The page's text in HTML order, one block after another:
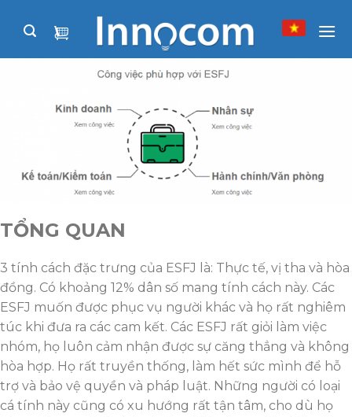
TỔNG QUAN
3 tính cách đặc trưng của ESFJ là: Thực tế, vị tha và hòa
đồng. Có khoảng 12% dân số mang tính cách này. Các
ESFJ muốn được phục vụ người khác và họ rất nghiêm
túc khi đưa ra các cam kết. Các ESFJ rất giỏi làm việc
nhóm, họ luôn cảm nhận được sự căng thẳng và không
hòa hợp. Họ rất truyền thống, làm hết sức mình để hỗ
trợ và bảo vệ quyền và pháp luật. Những người có loại
cá tính này cũng có xu hướng rất tận tâm, cho dù họ